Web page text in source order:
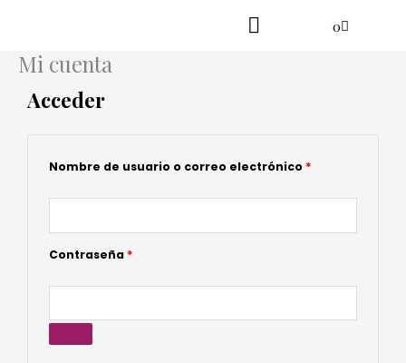
0
Cart
Mi cuenta
Acceder
Nombre de usuario o correo electrónico *
Contraseña *